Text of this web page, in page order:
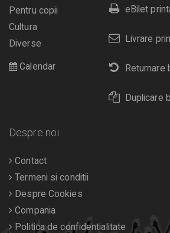
eBilet
Livrare
Returnare
Duplicare
Pentru copii
Cultura
Diverse
Calendar
Despre noi
Contact
Termeni si conditii
Despre Cookies
Compania
Politica de confidentialitate